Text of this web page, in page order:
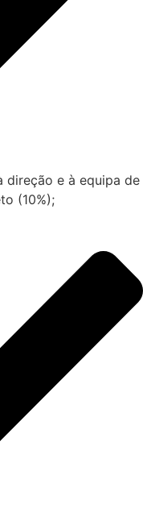
direção e à equipa de
(10%);